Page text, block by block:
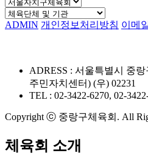
ADMIN 개인정보처리방침 이메
ADRESS : 서울특별시 중
주민자치센터) (우) 02231
TEL : 02-3422-6270, 02-
Copyright ⓒ 중랑구체육회. All
체육회 소개